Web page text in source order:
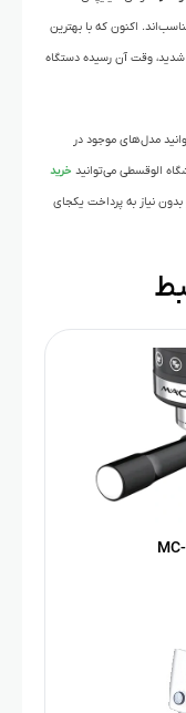
اکنون که با بهترین
شدید، وقت آن رسیده دستگاه
مدل‌های موجود در
الوقسطی می‌توانید خرید
نیاز به پرداخت یکجای